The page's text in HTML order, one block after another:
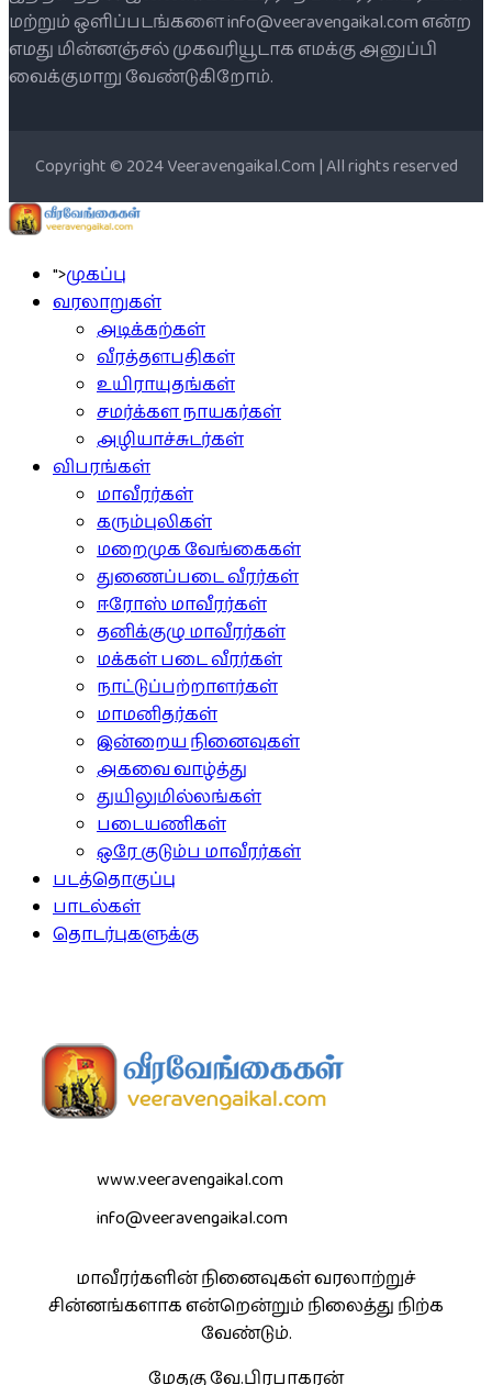
மற்றும் ஒளிப்படங்களை info@veeravengaikal.com என்ற
எமது மின்னஞ்சல் முகவரியூடாக எமக்கு அனுப்பி
வைக்குமாறு வேண்டுகிறோம்.
Copyright © 2024 Veeravengaikal.Com | All rights reserved
">முகப்பு
வரலாறுகள்
அடிக்கற்கள்
வீரத்தளபதிகள்
உயிராயுதங்கள்
சமர்க்கள நாயகர்கள்
அழியாச்சுடர்கள்
விபரங்கள்
மாவீரர்கள்
கரும்புலிகள்
மறைமுக வேங்கைகள்
துணைப்படை வீரர்கள்
ஈரோஸ் மாவீரர்கள்
தனிக்குழு மாவீரர்கள்
மக்கள் படை வீரர்கள்
நாட்டுப்பற்றாளர்கள்
மாமனிதர்கள்
இன்றைய நினைவுகள்
அகவை வாழ்த்து
துயிலுமில்லங்கள்
படையணிகள்
ஒரே குடும்ப மாவீரர்கள்
படத்தொகுப்பு
பாடல்கள்
தொடர்புகளுக்கு
www.veeravengaikal.com
info@veeravengaikal.com
மாவீரர்களின் நினைவுகள் வரலாற்றுச்
சின்னங்களாக என்றென்றும் நிலைத்து நிற்க
வேண்டும்.
மேதகு வே.பிரபாகரன்